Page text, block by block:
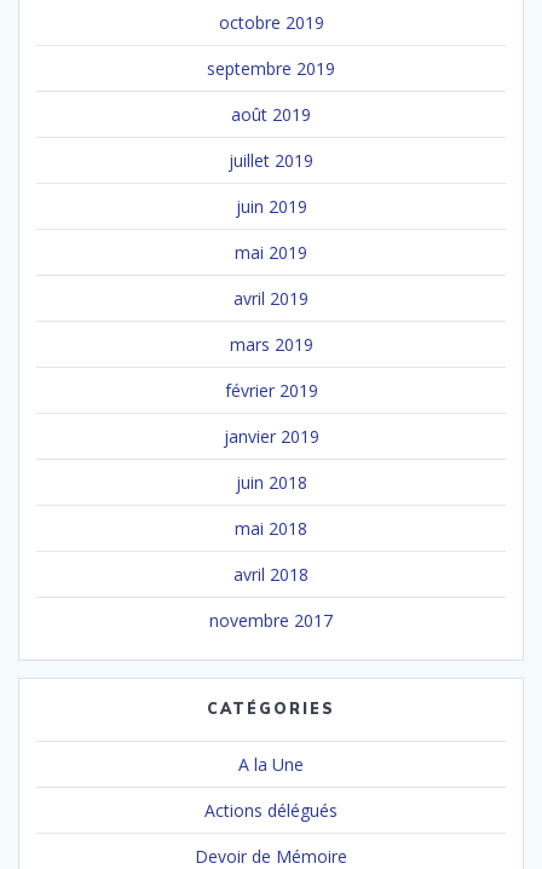
octobre 2019
septembre 2019
août 2019
juillet 2019
juin 2019
mai 2019
avril 2019
mars 2019
février 2019
janvier 2019
juin 2018
mai 2018
avril 2018
novembre 2017
CATÉGORIES
A la Une
Actions délégués
Devoir de Mémoire